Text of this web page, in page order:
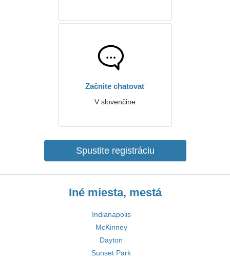
Začnite chatovať
V slovenčine
Spustite registráciu
Iné miesta, mestá
Indianapolis
McKinney
Dayton
Sunset Park